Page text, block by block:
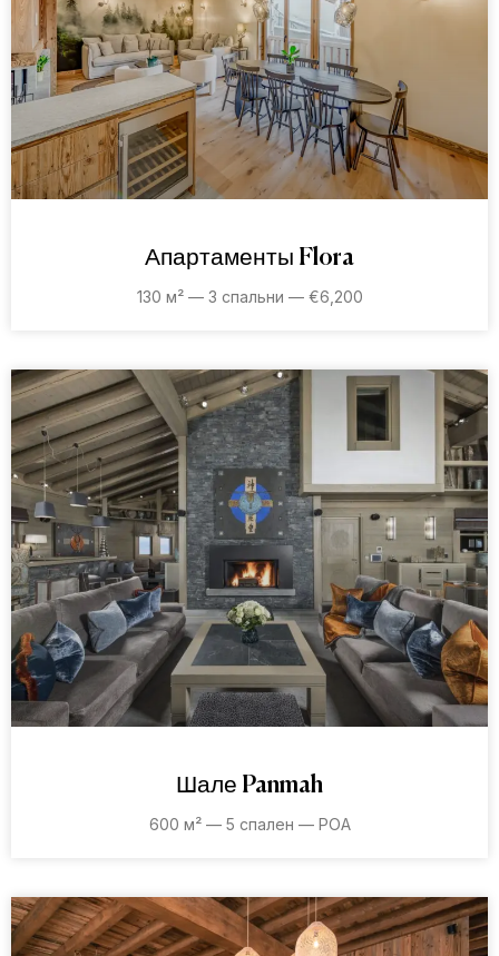
Апартаменты Flora
130 м² — 3 спальни — €6,200
Шале Panmah
600 м² — 5 спален — POA